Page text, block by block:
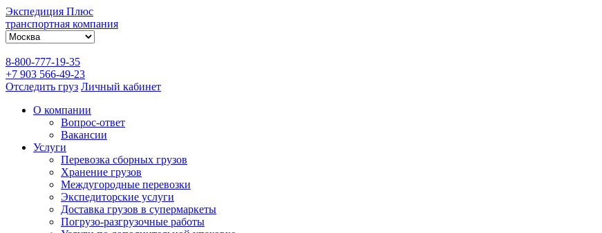
Экспедиция Плюс
транспортная компания
8-800-777-19-35
+7 903 566-49-23
Отследить груз Личный кабинет
О компании
Вопрос-ответ
Вакансии
Услуги
Перевозка сборных грузов
Хранение грузов
Междугородные перевозки
Экспедиторские услуги
Доставка грузов в супермаркеты
Погрузо-разгрузочные работы